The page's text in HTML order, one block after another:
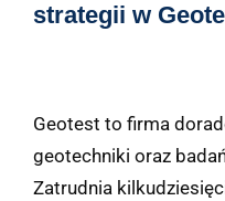
strategii w
Geotest to firma
geotechniki oraz
Zatrudnia